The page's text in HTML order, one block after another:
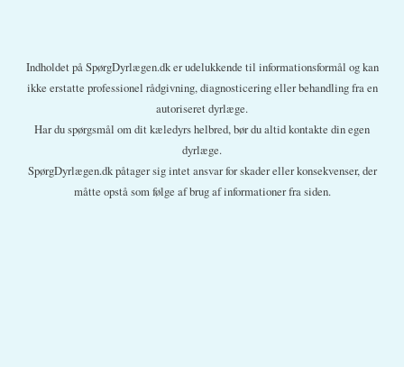
Indholdet på SpørgDyrlægen.dk er udelukkende til informationsformål og kan
ikke erstatte professionel rådgivning, diagnosticering eller behandling fra en
autoriseret dyrlæge.
Har du spørgsmål om dit kæledyrs helbred, bør du altid kontakte din egen
dyrlæge.
SpørgDyrlægen.dk påtager sig intet ansvar for skader eller konsekvenser, der
måtte opstå som følge af brug af informationer fra siden.